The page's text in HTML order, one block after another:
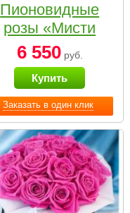
Заказать в один клик
Пионовидные
розы «Мисти
бабблс» в
черной коробке
Small
6 550руб.
Купить